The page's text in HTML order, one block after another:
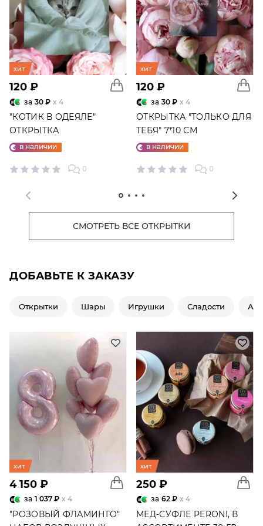
хит
120 ₽
за 30 ₽ x 4
"КОТИК В ОДЕЯЛЕ"
ОТКРЫТКА
в наличии
0
хит
120 ₽
за 30 ₽ x 4
ОТКРЫТКА "ТОЛЬКО ДЛЯ
ТЕБЯ" 7*10 СМ
в наличии
0
СМОТРЕТЬ ВСЕ ОТКРЫТКИ
ДОБАВЬТЕ К ЗАКАЗУ
Открытки Шары Игрушки Сладости
хит
4 150 ₽
за 1 037 ₽ x 4
"РОЗОВЫЙ ФЛАМИНГО"
хит
250 ₽
за 62 ₽ x 4
МЕД-СУФЛЕ PERONI, В